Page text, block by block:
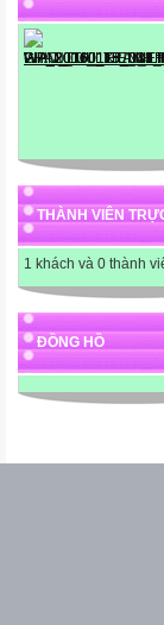
THÀNH VIÊN
1 khách và 0 thành
ĐỒNG HỒ